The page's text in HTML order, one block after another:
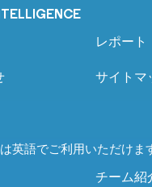
レポート
サイトマ
英語でご利用いただけま
チーム紹